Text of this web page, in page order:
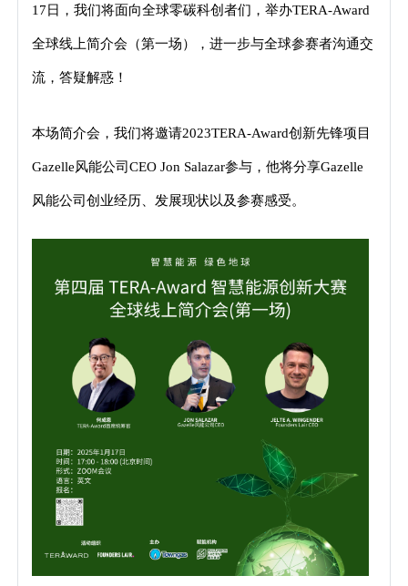
17日，我们将面向全球零碳科创者们，举办TERA-Award
全球线上简介会（第一场），进一步与全球参赛者沟通交
流，答疑解惑！
本场简介会，我们将邀请2023TERA-Award创新先锋项目
Gazelle风能公司CEO Jon Salazar参与，他将分享Gazelle
风能公司创业经历、发展现状以及参赛感受。